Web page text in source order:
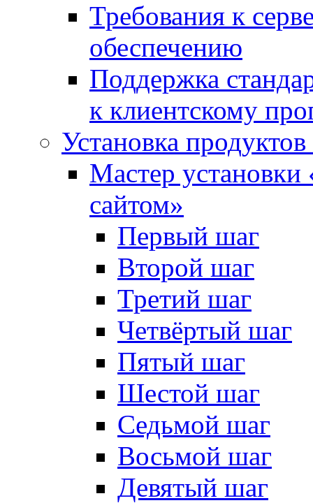
Требования к
обеспечению
Поддержка
к клиентскому
Установка
Мастер
сайтом»
Первый шаг
Второй шаг
Третий шаг
Четвёртый шаг
Пятый шаг
Шестой шаг
Седьмой шаг
Восьмой шаг
Девятый шаг